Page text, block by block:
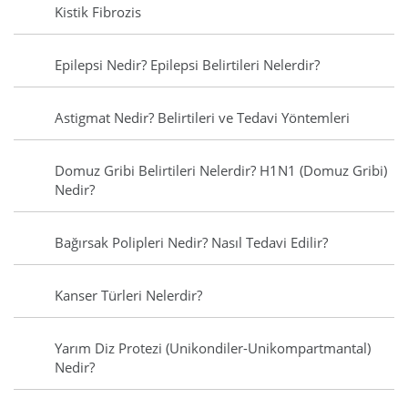
Kistik Fibrozis
Epilepsi Nedir? Epilepsi Belirtileri Nelerdir?
Astigmat Nedir? Belirtileri ve Tedavi Yöntemleri
Domuz Gribi Belirtileri Nelerdir? H1N1 (Domuz Gribi)
Nedir?
Bağırsak Polipleri Nedir? Nasıl Tedavi Edilir?
Kanser Türleri Nelerdir?
Yarım Diz Protezi (Unikondiler-Unikompartmantal)
Nedir?